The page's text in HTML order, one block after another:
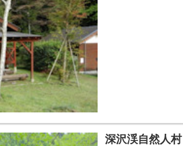
深沢渓自然人村